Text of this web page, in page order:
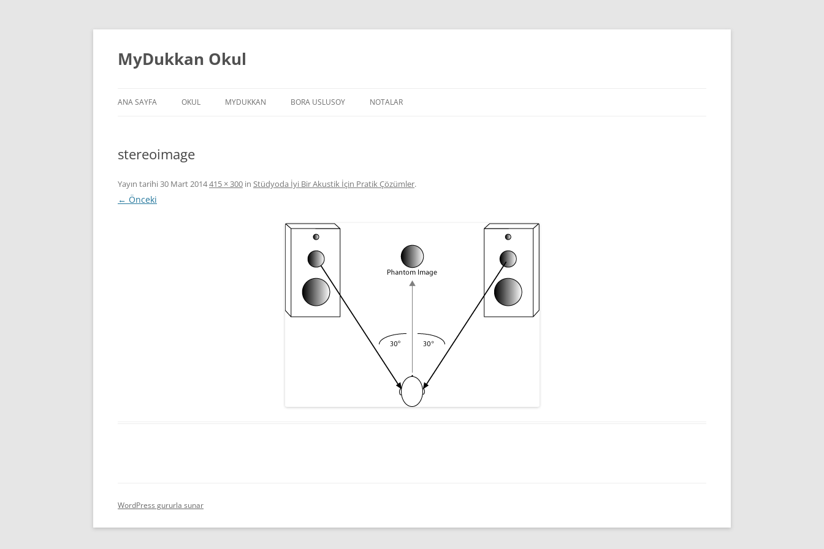
İçeriğe
MyDukkan Okul
ANA SAYFA OKUL MYDUKKAN BORA USLUSOY NOTALAR
stereoimage
Yayın tarihi30 Mart 2014415 × 300 in Stüdyoda İyi Bir Akustik İçin Pratik Çözümler.
← Önceki
WordPress gururla sunar